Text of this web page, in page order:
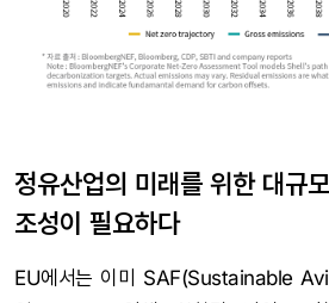
정유산업의 미래를 위한 대규
조성이 필요하다
EU에서는 이미 SAF(Sustainable